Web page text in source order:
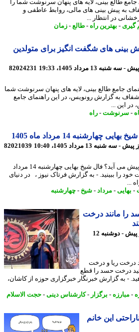
طالع بینی، لایه های پنهان سرنوشت شما را
پیش بینی های مالی، روابط عاطفی و
در انتظار ...
- بهترین راه- طالع-زمان
های شگفت انگیز برای متولدین
82024231
طالع بینی، لایه های پنهان سرنوشت شما
به گزارش رونویس، در این راهنمای جامع
...
-راه
14 مرداد ماه 1405
82021039
آیا می خواهید بدانید امروز چه پیش می آید؟ فال شیخ بهایی چهارشنبه 14 مرداد
خود را ببینید. - به گزارش فرتاک نیوز ، در دنیای
-مرداد-شیخ -چهارشنبه
مانند درخت
5 روز پیش - دوشنبه 12
ریا و درخت
حسد را قطع
به گزارش خبرنگار خبرگزاری حوزه از کاشان،
- برگزار - کارشناس دینی-حجت الاسلام
این خانم